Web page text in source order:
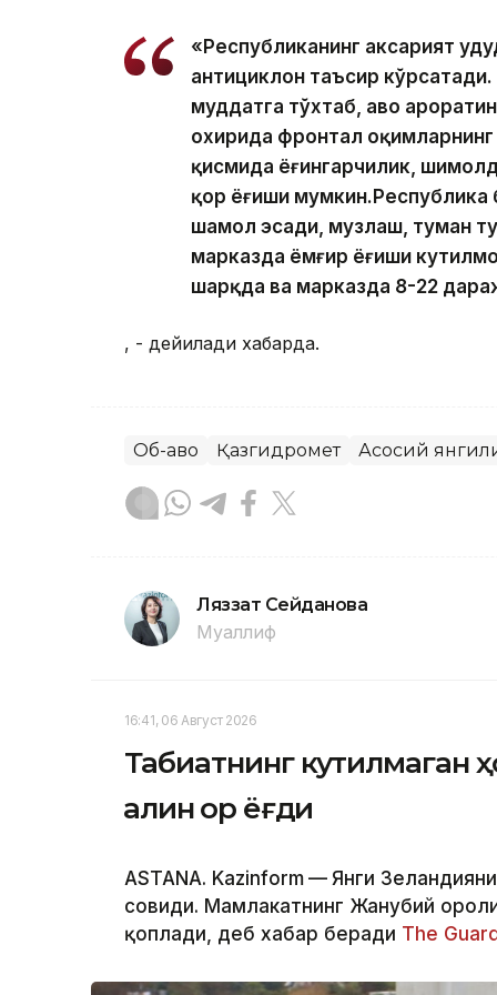
«Республиканинг аксарият
антициклон таъсир
муддатга тўхтаб, ҳаво
охирида фронтал
қисмида ёғингарчилик,
қор ёғиши мумкин.Республика
шамол эсади, музлаш, туман
марказда ёмғир ёғиши
шарқда ва марказда 8-22
, - дейилади хабарда.
Об-ҳаво Қазгидромет Асосий
Ляззат Сейданова
Муаллиф
16:41, 06 Август 2026
Табиатнинг кутилмаган
қалин қор ёғди
ASTANA. Kazinform — Янги
совиди. Мамлакатнинг Жанубий
қоплади, деб хабар беради The